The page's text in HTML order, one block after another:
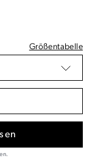
Größentabelle